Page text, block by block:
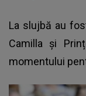
La slujbă au
Camilla și
momentului